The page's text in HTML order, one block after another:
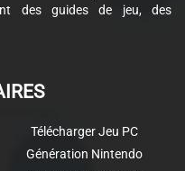
des guides de jeu, des
Télécharger Jeu PC
Génération Nintendo